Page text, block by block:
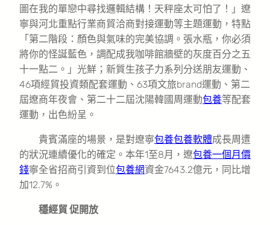
圖在我的單戀中尋找邏輯結構！天秤座太可怕了！」遼
寧與河北重點行業商貿洽商對接運動等主題運動，特點
「第二階段：顏色與氣味的完美協調。張水瓶，你必須
將你的怪誕藍色，調配成我咖啡館牆壁的灰度百分之五
十一點二。」光鮮；新質生孩子力系列分送朋友運動、
46項經貿投資類配套運動、63項文旅brand運動、第二
屆遼商年夜會、第二十二屆沈陽韓國周運動包養等配套
運動，出色紛呈。
貴賓滿座的場景，是對遼寧包養包養軟體成長周遭
的狀況連續優化的確定。本年1至8月，遼包養一個月價
錢寧全省招商引資到位包養網資金7643.2億元，同比增
加12.7%。
穩經貿 促開放